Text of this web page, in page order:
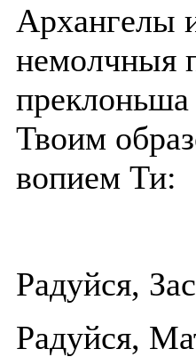
Архангелы
немолчныя
Твоим
вопием Ти:
Радуйся,
Радуйся,